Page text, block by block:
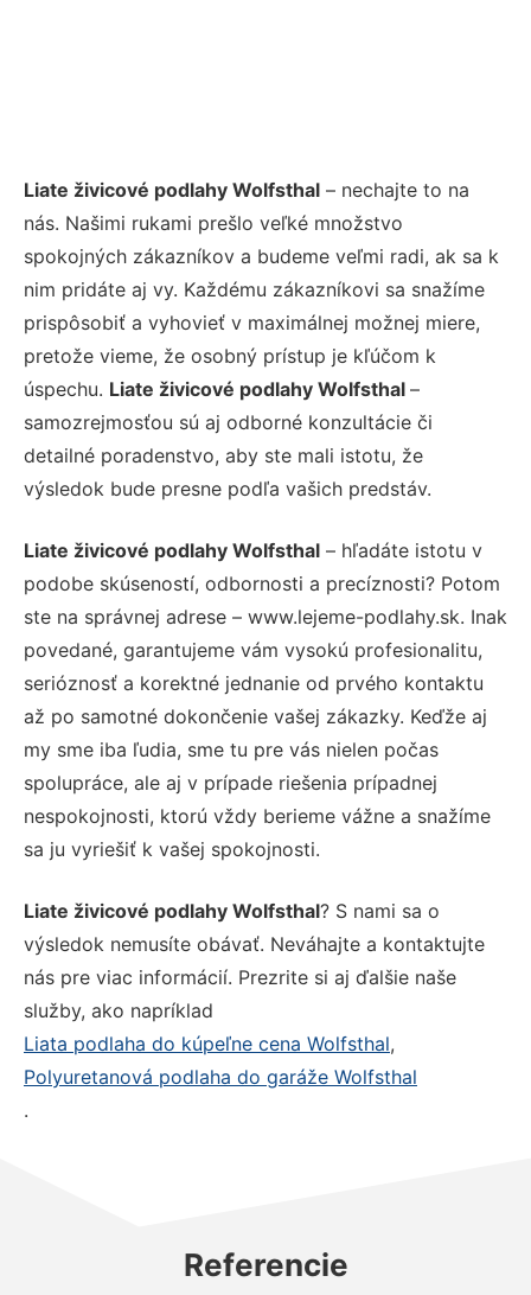
Liate živicové podlahy Wolfsthal – nechajte to na
nás. Našimi rukami prešlo veľké množstvo
spokojných zákazníkov a budeme veľmi radi, ak sa k
nim pridáte aj vy. Každému zákazníkovi sa snažíme
prispôsobiť a vyhovieť v maximálnej možnej miere,
pretože vieme, že osobný prístup je kľúčom k
úspechu. Liate živicové podlahy Wolfsthal –
samozrejmosťou sú aj odborné konzultácie či
detailné poradenstvo, aby ste mali istotu, že
výsledok bude presne podľa vašich predstáv.
Liate živicové podlahy Wolfsthal – hľadáte istotu v
podobe skúseností, odbornosti a precíznosti? Potom
ste na správnej adrese – www.lejeme-podlahy.sk. Inak
povedané, garantujeme vám vysokú profesionalitu,
serióznosť a korektné jednanie od prvého kontaktu
až po samotné dokončenie vašej zákazky. Keďže aj
my sme iba ľudia, sme tu pre vás nielen počas
spolupráce, ale aj v prípade riešenia prípadnej
nespokojnosti, ktorú vždy berieme vážne a snažíme
sa ju vyriešiť k vašej spokojnosti.
Liate živicové podlahy Wolfsthal? S nami sa o
výsledok nemusíte obávať. Neváhajte a kontaktujte
nás pre viac informácií. Prezrite si aj ďalšie naše
služby, ako napríklad
Liata podlaha do kúpeľne cena Wolfsthal,
Polyuretanová podlaha do garáže Wolfsthal
.
Referencie